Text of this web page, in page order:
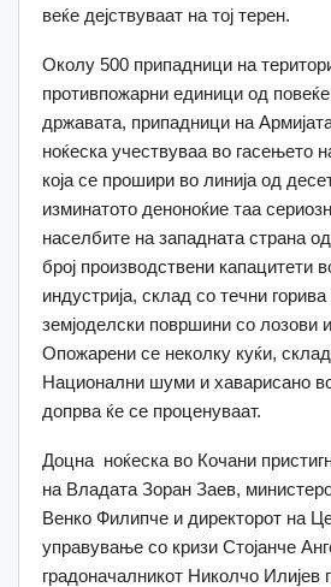
веќе дејствуваат на тој терен.
Околу 500 припадници на
противпожарни единици од
државата, припадници на
ноќеска учествуваа во гасењето
која се прошири во линија од
изминатото деноноќие таа
населбите на западната страна
број производствени капацитети
индустрија, склад со течни горива
земјоделски површини со лозови
Опожарени се неколку куќи,
Национални шуми и хаварисано
допрва ќе се проценуваат.
Доцна ноќеска во Кочани
на Владата Зоран Заев,
Венко Филипче и директорот на
управување со кризи Стојанче
градоначалникот Николчо Илијев